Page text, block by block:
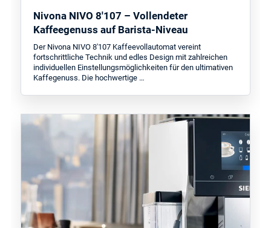
Nivona NIVO 8'107 – Vollendeter
Kaffeegenuss auf Barista-Niveau
Der Nivona NIVO 8'107 Kaffeevollautomat vereint
fortschrittliche Technik und edles Design mit zahlreichen
individuellen Einstellungsmöglichkeiten für den ultimativen
Kaffegenuss. Die hochwertige …